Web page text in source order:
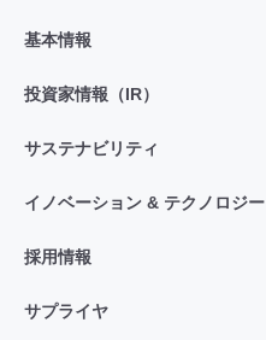
基本情報
投資家情報（IR）
サステナビリティ
イノベーション & テクノロジー
採用情報
サプライヤ